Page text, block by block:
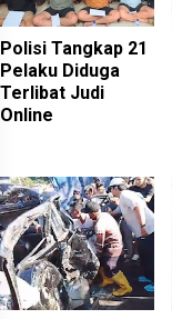
Polisi Tangkap 21
Pelaku Diduga
Terlibat Judi
Online